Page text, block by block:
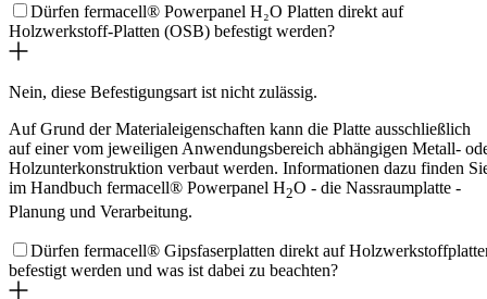
Dürfen fermacell® Powerpanel H₂O Platten direkt auf
Holzwerkstoff-Platten (OSB) befestigt werden?
Nein, diese Befestigungsart ist nicht zulässig.
Auf Grund der Materialeigenschaften kann die Platte ausschließlich
auf einer vom jeweiligen Anwendungsbereich abhängigen Metall-
Holzunterkonstruktion verbaut werden. Informationen dazu finden
im Handbuch fermacell® Powerpanel H2O - die Nassraumplatte -
Planung und Verarbeitung.
Dürfen fermacell® Gipsfaserplatten direkt auf
befestigt werden und was ist dabei zu beachten?